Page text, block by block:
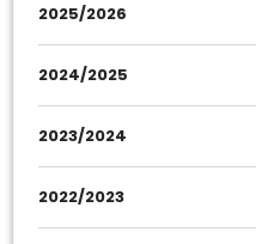
2025/2026
2024/2025
2023/2024
2022/2023